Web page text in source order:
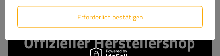
Offizieller Herstellershop
Erforderlich bestätigen